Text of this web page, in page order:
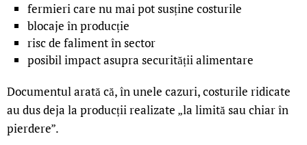
fermieri care nu mai pot susține costurile
blocaje în producție
risc de faliment în sector
posibil impact asupra securității alimentare
Documentul arată că, în unele cazuri, costurile ridicate
au dus deja la producții realizate „la limită sau chiar în
pierdere”.